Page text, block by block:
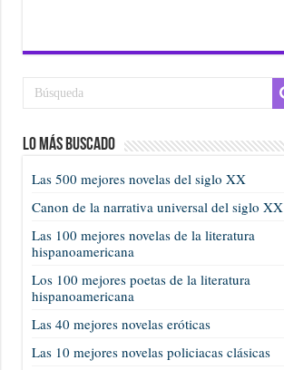
Lo más buscado
Las 500 mejores novelas del siglo XX
Canon de la narrativa universal del siglo XX
Las 100 mejores novelas de la literatura
hispanoamericana
Los 100 mejores poetas de la literatura
hispanoamericana
Las 40 mejores novelas eróticas
Las 10 mejores novelas policiacas clásicas